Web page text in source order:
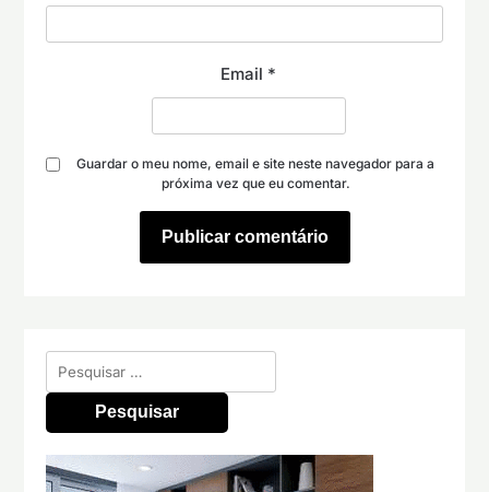
Email *
Guardar o meu nome, email e site neste navegador para a
próxima vez que eu comentar.
Pesquisar
por: